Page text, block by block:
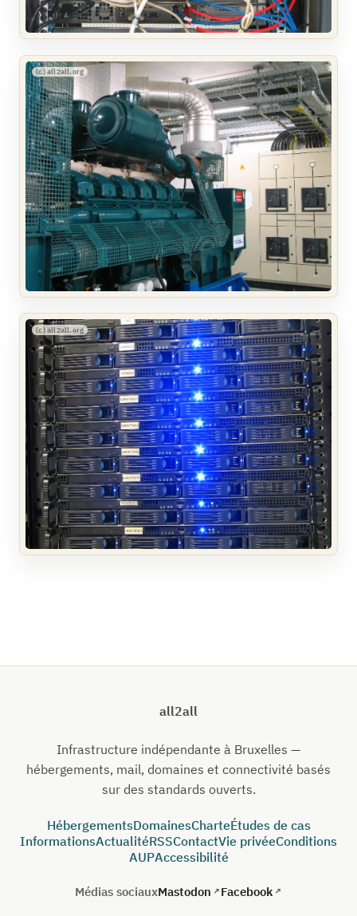
all2all
Infrastructure indépendante à Bruxelles —
hébergements, mail, domaines et connectivité basés
sur des standards ouverts.
HébergementsDomainesCharteÉtudes de cas
InformationsActualitéRSSContactVie privéeConditions
AUPAccessibilité
Médias sociauxMastodon Facebook